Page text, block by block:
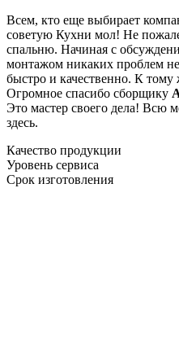
Всем, кто еще выбирает
советую Кухни мол! Не
спальню. Начиная с
монтажом никаких проблем
быстро и качественно. К
Огромное спасибо сборщику
Это мастер своего дела! Всю
здесь.
Качество продукции
Уровень сервиса
Срок изготовления